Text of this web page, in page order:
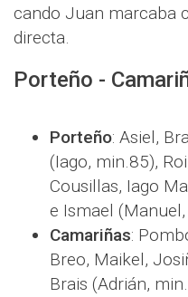
cando Juan marcaba
directa.
Porteño -
Porteño: Asiel,
(Iago, min.85),
Cousillas, Iago
e Ismael
Camariñas:
Breo, Maikel,
Brais (Adrián,